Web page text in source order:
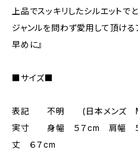
上品でスッキリしたシルエットで
ジャンルを問わず愛用して頂け
早めに』
■サイズ■
表記 不明 (日本メン
実寸 身幅 ５７cm 肩幅
丈 ６７cm